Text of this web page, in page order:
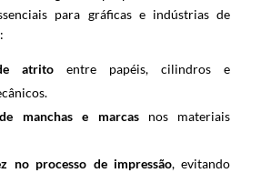
para gráficas e indústrias de
atritoentre papéis, cilindros e
manchas e marcasnos materiais
no processo de impressão, evitando